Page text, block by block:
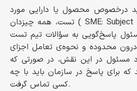
درخصوص محصول یا دارایی مورد
تست، همه چیزدان ( SME: Subject Matter Expert) باشد،
پاسخ‌گویی به سؤالات تیم تست
درون محدوده و نحوه‌ی تعامل اجزای
مسئول در این نقش، در صورتی که
که برای پاسخ در سازمان باید با چه
کسی تماس گرفت.